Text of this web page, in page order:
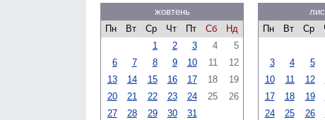
жовтень
Пн
Вт Ср Чт Пт Сб
Нд
1
2 3 4
5
6
7 8 9 10 11
12
13
14 15 16 17 18
19
20
21 22 23 24 25
26
27
28 29 30 31
Пн
Вт Ср
3
4 5
10
11 12
17
18 19
24
25 26